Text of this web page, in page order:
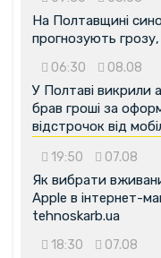
На Полтавщині
прогнозують
06:30 08.08
У Полтаві викрили
брав гроші за
відстрочок від
19:50 07.08
Як вибрати
Apple в інтернет-
tehnoskarb.ua
18:30 07.08